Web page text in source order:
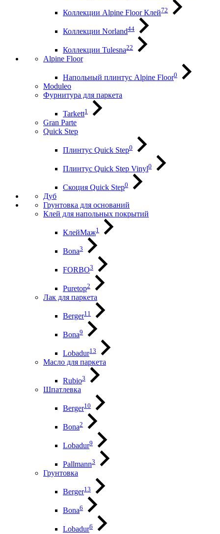
Коллекции Alpine Floor Клей72
Коллекции Norland44
Коллекции Tulesna22
Alpine Floor
Напольный плинтус Alpine Floor0
Moduleo
Фурнитура для паркета
Tarkett1
Gran Parte
Quick Step
Плинтус Quick Step0
Плинтус Quick Step Vinyl0
Скоция Quick Step0
Дуб
Грунтовка для оснований
Клей для напольных покрытий
КлейМаж1
Bona3
FORBO3
Puretop2
Лак для паркета
Berger11
Bona9
Lobadur13
Масло для паркета
Rubio3
Шпатлевка
Berger10
Bona2
Lobadur9
Pallmann3
Грунтовка
Berger13
Bona6
Lobadur6